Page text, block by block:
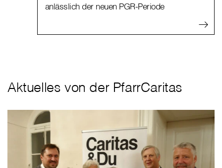
anlässlich der neuen PGR-Periode
Aktuelles von der PfarrCaritas